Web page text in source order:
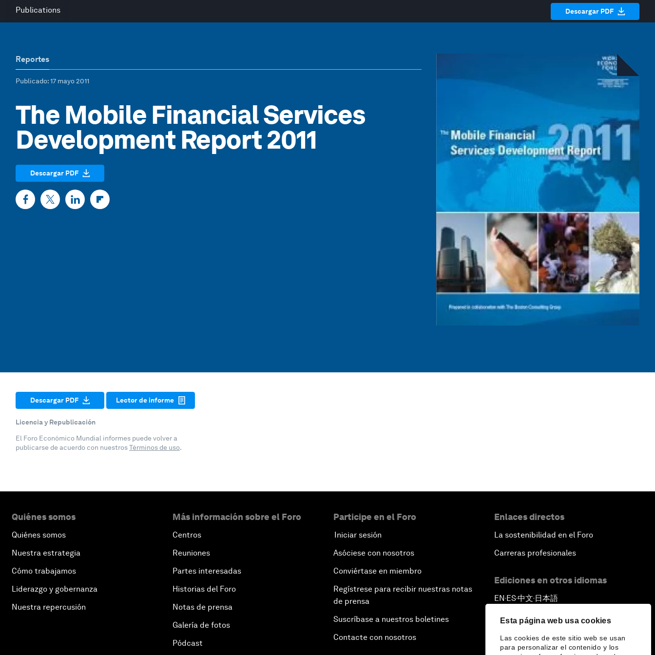
Esta página web usa cookies
Las cookies de este sitio web se usan
para personalizar el contenido y los
Publications Descargar PDF
Reportes
Publicado: 17 mayo 2011
The Mobile Financial Services
Development Report 2011
Descargar PDF
Descargar PDF Lector de informe
Licencia y Republicación
El Foro Económico Mundial informes puede volver a
publicarse de acuerdo con nuestrosTérminos de uso.
Quiénes somos
Quiénes somos
Nuestra estrategia
Cómo trabajamos
Liderazgo y gobernanza
Nuestra repercusión
Más información sobre el Foro
Centros
Reuniones
Partes interesadas
Historias del Foro
Notas de prensa
Galería de fotos
Pódcast
Participe en el Foro
Iniciar sesión
Asóciese con nosotros
Conviértase en miembro
Regístrese para recibir nuestras notas
de prensa
Suscríbase a nuestros boletines
Contacte con nosotros
Enlaces directos
La sostenibilidad en el Foro
Carreras profesionales
Ediciones en otros idiomas
EN ▪ES▪中文▪ 日本語